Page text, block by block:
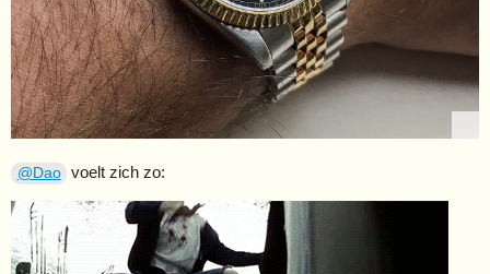
@Dao voelt zich zo: